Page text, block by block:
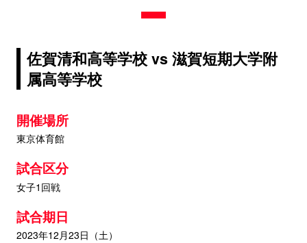
佐賀清和高等学校 vs 滋賀短期大学附
属高等学校
開催場所
東京体育館
試合区分
女子1回戦
試合期日
2023年12月23日（土）